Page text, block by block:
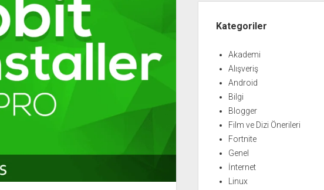
Kategoriler
Akademi
Alışveriş
Android
Bilgi
Blogger
Film ve Dizi Önerileri
Fortnite
Genel
İnternet
Linux